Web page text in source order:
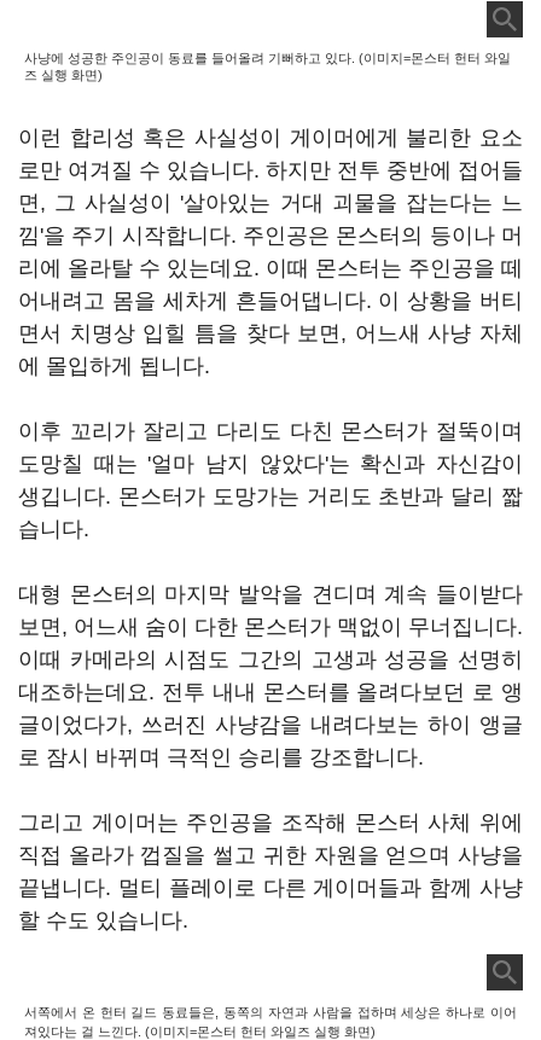
사냥에 성공한 주인공이 동료를 들어올려 기뻐하고 있다. (이미지=몬스터 헌터 와일
즈 실행 화면)
이런 합리성 혹은 사실성이 게이머에게 불리한 요소
로만 여겨질 수 있습니다. 하지만 전투 중반에 접어들
면, 그 사실성이 '살아있는 거대 괴물을 잡는다는 느
낌'을 주기 시작합니다. 주인공은 몬스터의 등이나 머
리에 올라탈 수 있는데요. 이때 몬스터는 주인공을 떼
어내려고 몸을 세차게 흔들어댑니다. 이 상황을 버티
면서 치명상 입힐 틈을 찾다 보면, 어느새 사냥 자체
에 몰입하게 됩니다.
이후 꼬리가 잘리고 다리도 다친 몬스터가 절뚝이며
도망칠 때는 '얼마 남지 않았다'는 확신과 자신감이
생깁니다. 몬스터가 도망가는 거리도 초반과 달리 짧
습니다.
대형 몬스터의 마지막 발악을 견디며 계속 들이받다
보면, 어느새 숨이 다한 몬스터가 맥없이 무너집니다.
이때 카메라의 시점도 그간의 고생과 성공을 선명히
대조하는데요. 전투 내내 몬스터를 올려다보던 로 앵
글이었다가, 쓰러진 사냥감을 내려다보는 하이 앵글
로 잠시 바뀌며 극적인 승리를 강조합니다.
그리고 게이머는 주인공을 조작해 몬스터 사체 위에
직접 올라가 껍질을 썰고 귀한 자원을 얻으며 사냥을
끝냅니다. 멀티 플레이로 다른 게이머들과 함께 사냥
할 수도 있습니다.
서쪽에서 온 헌터 길드 동료들은, 동쪽의 자연과 사람을 접하며 세상은 하나로 이어
져있다는 걸 느낀다. (이미지=몬스터 헌터 와일즈 실행 화면)